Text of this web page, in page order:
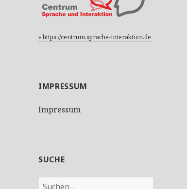
» https://centrum.sprache-interaktion.de
IMPRESSUM
Impressum
SUCHE
S